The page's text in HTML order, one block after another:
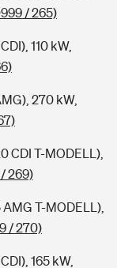
/ 265)
110 kW,
270 kW,
CDI T-MODELL),
269)
T-MODELL),
/ 270)
165 kW,